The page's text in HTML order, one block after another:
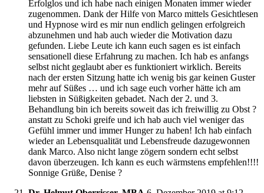
Erfolglos und ich habe nach einigen Monaten immer wieder
zugenommen. Dank der Hilfe von Marco mittels Gesichtlesen
und Hypnose wird es mir nun endlich gelingen erfolgreich
abzunehmen und hab auch wieder die Motivation dazu
gefunden. Liebe Leute ich kann euch sagen es ist einfach
sensationell diese Erfahrung zu machen. Ich hab es anfangs
selbst nicht geglaubt aber es funktioniert wirklich. Bereits
nach der ersten Sitzung hatte ich wenig bis gar keinen Guster
mehr auf Süßes … und ich sage euch vorher hätte ich am
liebsten in Süßigkeiten gebadet. Nach der 2. und 3.
Behandlung bin ich bereits soweit das ich freiwillig zu Obst ?
anstatt zu Schoki greife und ich hab auch viel weniger das
Gefühl immer und immer Hunger zu haben! Ich hab einfach
wieder an Lebensqualität und Lebensfreude dazugewonnen
dank Marco. Also nicht lange zögern sondern echt selbst
davon überzeugen. Ich kann es euch wärmstens empfehlen!!!!
Sonnige Grüße, Denise ?